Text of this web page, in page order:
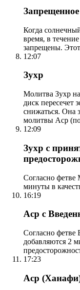
Когда
время, в
запрещены.
12:07
Зухр
Молитва Зухр
диск пересечет
снижаться. Она
молитвы Аср
12:09
Зухр с
Согласно фетве
минуты в
16:19
Аср с
Согласно
добавляются 2
17:23
Аср